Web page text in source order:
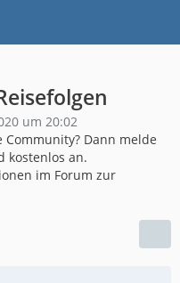
um 20:02
Dann melde
kostenlos an.
im Forum zur